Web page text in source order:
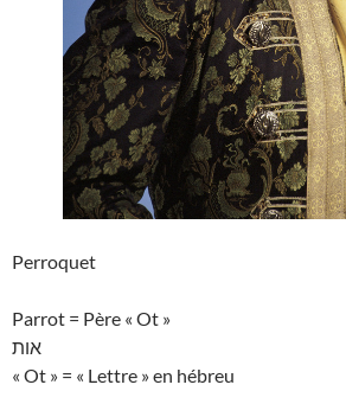
Perroquet
Parrot = Père « Ot »
אות
« Ot » = « Lettre » en hébreu